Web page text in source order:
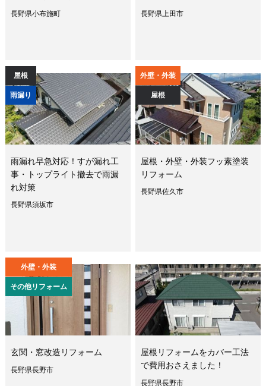
長野県小布施町 長野県上田市
屋根
雨漏り
雨漏れ早急対応！すが漏れ工
事・トップライト撤去で雨漏
れ対策
長野県須坂市
外壁・外装
屋根
屋根・外壁・外装フッ素塗装
リフォーム
長野県佐久市
外壁・外装
その他リフォーム
玄関・窓改造リフォーム
長野県長野市
屋根リフォームをカバー工法
で費用おさえました！
長野県長野市